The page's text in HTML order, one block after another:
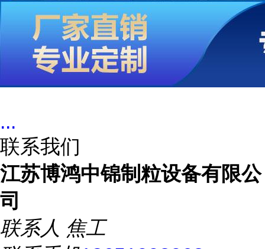
...
联系我们
江苏博鸿中锦制粒设备有限公
司
联系人 焦工